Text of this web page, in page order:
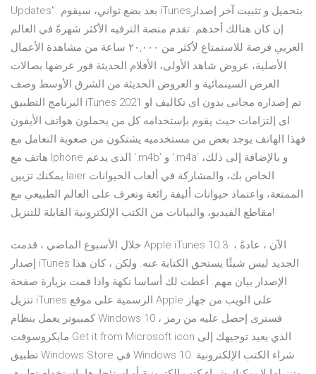
Updates". بعد بضع ثواني، سيقوم iTunesبتحميل و تثبيت آخر إصدار
إن كان هنالك أحدهم. تقدم منصة الترفيه الأكثر شهرةً في العالم
العربي فرصة للاستمتاع لأكثر من ٢٠,٠٠٠ ساعة من مشاهدة الأعمال
الأصلية، عروض شاهد الأولى، الأفلام الحديثة فور عرضها بصالات
العرض السينمائية و العروض الحديثة من الشرق الأوسط وصف
البرنامج التطبيق iTunes 2021 تم إصداره مجانى بدون اى تكاليف او
اى إلتزامات حيث يقوم بإستخدامه كل من يحملون هواتف الأيفون
فهذا الهاتف يوجد بعض من مستخدميه يشتكون من صعوبة التعامل مع
هاتف مع Iphone الذى يدعم ‘.m4b’ و ‘.m4a’ و بالإضافة إلى ذلك،
يمكنك تزيين laier الخاص بك، والمشاركة في ألعاب الحيوانات
الممتعة، واعتماد حيوانات أليفة رائعة وتعرف على العالم الطبيعي مع
مقاطع الفيديو، والبيانات من الكتب الإلكترونية القابلة للتنزيل!
خلال الأسبوع الماضي ، قدمت Apple iTunes 10.3. الآن ، عادةً ،
إصدار iTunes الجديد ليس شيئًا يستحق الكتابة عنه. ولكن ، كان هذا
الإصدار بيان مهم. أعطت لك أساسا نكهة واذا قمت بزيارة صفحة
تنزيل iTunes الرسمية على موقع Apple على الويب من جهاز
كمبيوتر يعمل بنظام Windows 10 ، فسترى إحصل عليه من رمز
مايكروسوفت Get it from Microsoft icon الذي يعيد توجيهك إلى
تطبيق Windows Store في Windows 10. شراء الكتب الإلكترونية